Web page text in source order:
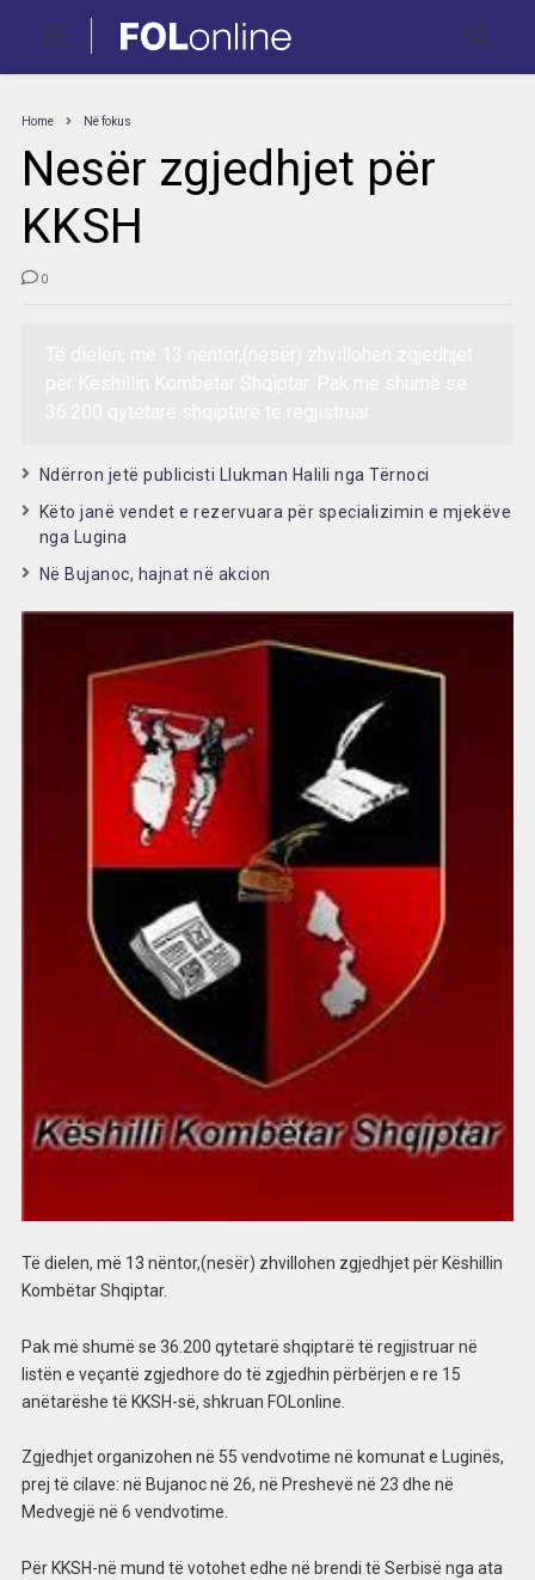
Home Në fokus
Nesër zgjedhjet për
KKSH
0
Ndërron jetë publicisti Llukman Halili nga Tërnoci
Këto janë vendet e rezervuara për specializimin e mjekëve
nga Lugina
Në Bujanoc, hajnat në akcion
Të dielen, më 13 nëntor,(nesër) zhvillohen zgjedhjet për Këshillin
Kombëtar Shqiptar.
Pak më shumë se 36.200 qytetarë shqiptarë të regjistruar në
listën e veçantë zgjedhore do të zgjedhin përbërjen e re 15
anëtarëshe të KKSH-së, shkruan FOLonline.
Zgjedhjet organizohen në 55 vendvotime në komunat e Luginës,
prej të cilave: në Bujanoc në 26, në Preshevë në 23 dhe në
Medvegjë në 6 vendvotime.
Për KKSH-në mund të votohet edhe në brendi të Serbisë nga ata